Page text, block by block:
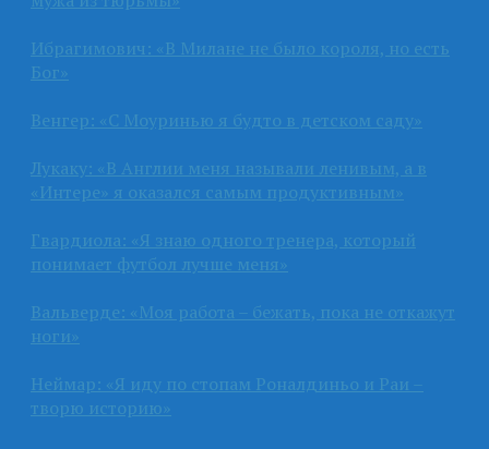
Ибрагимович: «В Милане не было короля, но есть
Бог»
Венгер: «С Моуринью я будто в детском саду»
Лукаку: «В Англии меня называли ленивым, а в
«Интере» я оказался самым продуктивным»
Гвардиола: «Я знаю одного тренера, который
понимает футбол лучше меня»
Вальверде: «Моя работа – бежать, пока не откажут
ноги»
Неймар: «Я иду по стопам Роналдиньо и Раи –
творю историю»